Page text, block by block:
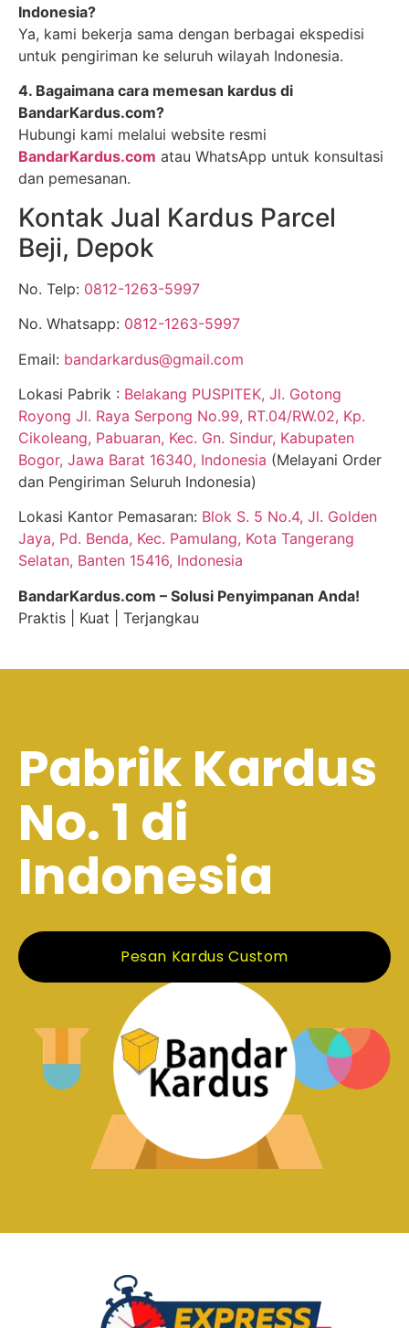
Indonesia?
Ya, kami bekerja sama dengan berbagai ekspedisi
untuk pengiriman ke seluruh wilayah Indonesia.
4. Bagaimana cara memesan kardus di
BandarKardus.com?
Hubungi kami melalui website resmi
BandarKardus.com atau WhatsApp untuk konsultasi
dan pemesanan.
Kontak Jual Kardus Parcel
Beji, Depok
No. Telp: 0812-1263-5997
No. Whatsapp: 0812-1263-5997
Email: bandarkardus@gmail.com
Lokasi Pabrik : Belakang PUSPITEK, Jl. Gotong
Royong Jl. Raya Serpong No.99, RT.04/RW.02, Kp.
Cikoleang, Pabuaran, Kec. Gn. Sindur, Kabupaten
Bogor, Jawa Barat 16340, Indonesia (Melayani Order
dan Pengiriman Seluruh Indonesia)
Lokasi Kantor Pemasaran: Blok S. 5 No.4, Jl. Golden
Jaya, Pd. Benda, Kec. Pamulang, Kota Tangerang
Selatan, Banten 15416, Indonesia
BandarKardus.com – Solusi Penyimpanan Anda!
Praktis | Kuat | Terjangkau
Pabrik Kardus
No. 1 di
Indonesia
Pesan Kardus Custom